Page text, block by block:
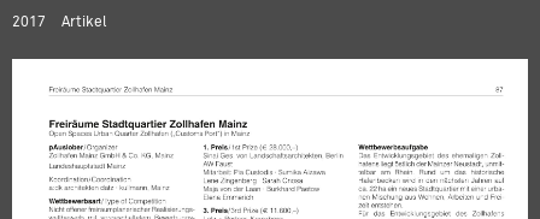
2017 Artikel